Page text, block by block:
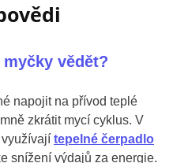
vědět?
napojit na přívod teplé
zkrátit mycí cyklus. V
tepelné čerpadlo
snížení výdajů za energie.